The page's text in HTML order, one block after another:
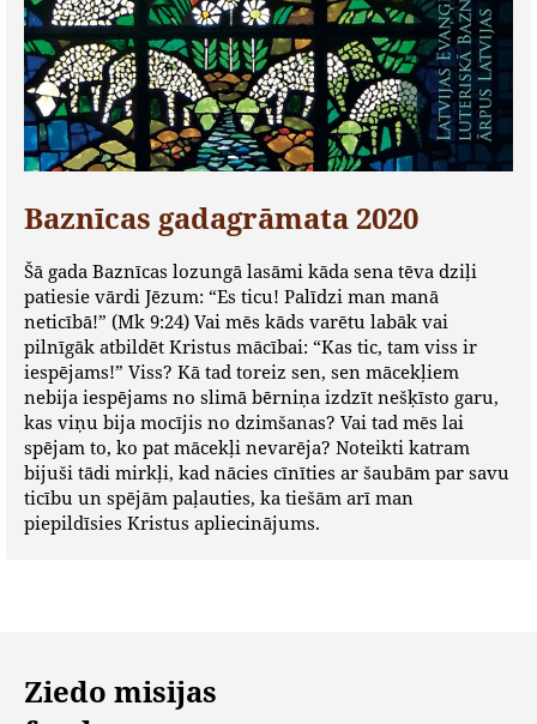
Baznīcas gadagrāmata 2020
Šā gada Baznīcas lozungā lasāmi kāda sena tēva dziļi
patiesie vārdi Jēzum: “Es ticu! Palīdzi man manā
neticībā!” (Mk 9:24) Vai mēs kāds varētu labāk vai
pilnīgāk atbildēt Kristus mācībai: “Kas tic, tam viss ir
iespējams!” Viss? Kā tad toreiz sen, sen mācekļiem
nebija iespējams no slimā bērniņa izdzīt nešķīsto garu,
kas viņu bija mocījis no dzimšanas? Vai tad mēs lai
spējam to, ko pat mācekļi nevarēja? Noteikti katram
bijuši tādi mirkļi, kad nācies cīnīties ar šaubām par savu
ticību un spējām paļauties, ka tiešām arī man
piepildīsies Kristus apliecinājums.
Ziedo misijas